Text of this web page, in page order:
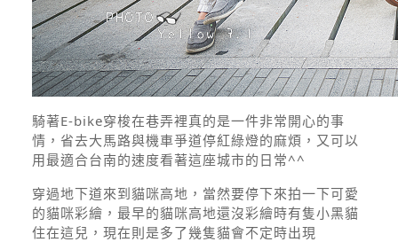
騎著E-bike穿梭在巷弄裡真的是一件非常開心的事
情，省去大馬路與機車爭道停紅綠燈的麻煩，又可以
用最適合台南的速度看著這座城市的日常^^
穿過地下道來到貓咪高地，當然要停下來拍一下可愛
的貓咪彩繪，最早的貓咪高地還沒彩繪時有隻小黑貓
住在這兒，現在則是多了幾隻貓會不定時出現